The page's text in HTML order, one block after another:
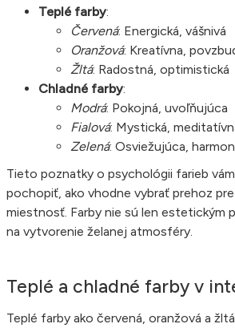
Teplé farby:
Červená: Energická, vášnivá
Oranžová: Kreatívna,
Žltá: Radostná, optimistická
Chladné farby:
Modrá: Pokojná, uvoľňujúca
Fialová: Mystická,
Zelená: Osviežujúca,
Tieto poznatky o psychológii farieb
pochopiť, ako vhodne vybrať prehoz
miestnosť. Farby nie sú len estetickým
na vytvorenie želanej atmosféry.
Teplé a chladné farby v
Teplé farby ako červená, oranžová a